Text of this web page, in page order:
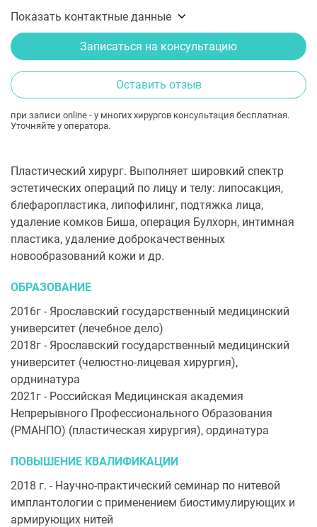
Показать контактные данные
Записаться на консультацию
Оставить отзыв
при записи online - у многих хирургов консультация бесплатная.
Уточняйте у оператора.
Пластический хирург. Выполняет шировкий спектр
эстетических операций по лицу и телу: липосакция,
блефаропластика, липофилинг, подтяжка лица,
удаление комков Биша, операция Булхорн, интимная
пластика, удаление доброкачественных
новообразований кожи и др.
ОБРАЗОВАНИЕ
2016г - Ярославский государственный медицинский
университет (лечебное дело)
2018г - Ярославский государственный медицинский
университет (челюстно-лицевая хирургия),
орднинатура
2021г - Российская Медицинская академия
Непрерывного Профессионального Образования
(РМАНПО) (пластическая хирургия), ординатура
ПОВЫШЕНИЕ КВАЛИФИКАЦИИ
2018 г. - Научно-практический семинар по нитевой
имплантологии с применением биостимулирующих и
армирующих нитей